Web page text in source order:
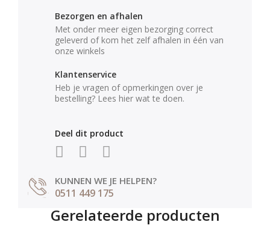
Bezorgen en afhalen
Met onder meer eigen bezorging correct
geleverd of kom het zelf afhalen in één van
onze winkels
Klantenservice
Heb je vragen of opmerkingen over je
bestelling? Lees hier wat te doen.
Deel dit product
KUNNEN WE JE HELPEN?
0511 449 175
Gerelateerde producten